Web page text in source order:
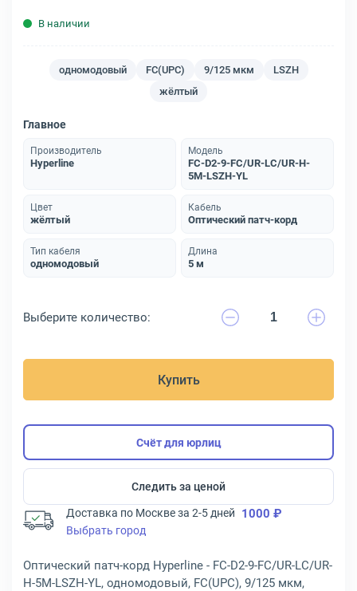
В наличии
одномодовый FC(UPC) 9/125 мкм
LSZH
жёлтый
Главное
Производитель
Hyperline
Модель
FC-D2-9-FC/UR-LC/UR-H-
5M-LSZH-YL
Цвет
жёлтый
Кабель
Оптический патч-корд
Тип кабеля
одномодовый
Длина
5 м
Выберите количество:
Купить
Счёт для юрлиц
Следить за ценой
Доставка по Москве за 2-5 дней 1000 ₽
Выбрать город
Оптический патч-корд Hyperline - FC-D2-9-FC/UR-LC/UR-
H-5M-LSZH-YL, одномодовый, FC(UPC), 9/125 мкм,